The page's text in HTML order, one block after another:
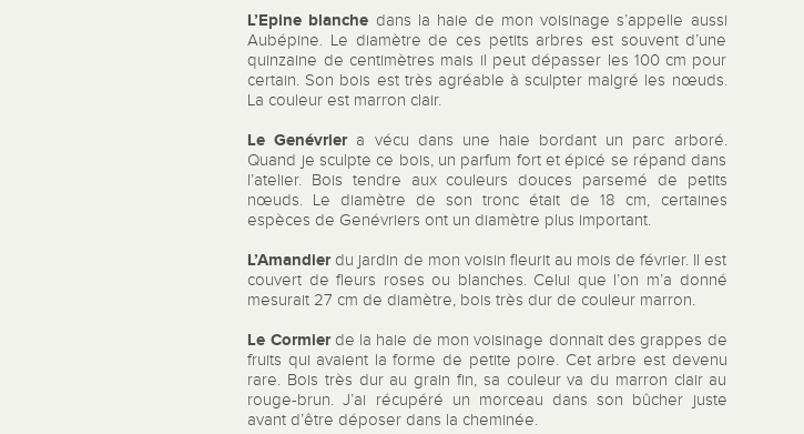
L’Epine blanche dans la haie de mon voisinage s’appelle aussi
Aubépine. Le diamètre de ces petits arbres est souvent d’une
quinzaine de centimètres mais il peut dépasser les 100 cm pour
certain. Son bois est très agréable à sculpter malgré les nœuds.
La couleur est marron clair.
Le Genévriera vécu dans une haie bordant un parc arboré.
Quand je sculpte ce bois, un parfum fort et épicé se répand dans
l’atelier. Bois tendre aux couleurs douces parsemé de petits
nœuds. Le diamètre de son tronc était de 18 cm, certaines
espèces de Genévriers ont un diamètre plus important.
L’Amandierdu jardin de mon voisin fleurit au mois de février. Il est
couvert de fleurs roses ou blanches. Celui que l’on m’a donné
mesurait 27 cm de diamètre, bois très dur de couleur marron.
Le Cormier de la haie de mon voisinage donnait des grappes de
fruits qui avaient la forme de petite poire. Cet arbre est devenu
rare. Bois très dur au grain fin, sa couleur va du marron clair au
rouge-brun. J’ai récupéré un morceau dans son bûcher juste
avant d’être déposer dans la cheminée.